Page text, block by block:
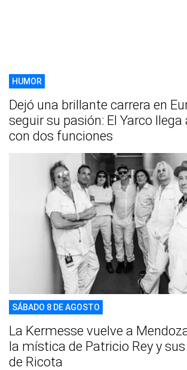
HUMOR
Dejó una brillante carrera en
seguir su pasión: El Yarco
con dos funciones
SÁBADO 8 DE AGOSTO
La Kermesse vuelve a
la mística de Patricio Rey y
de Ricota